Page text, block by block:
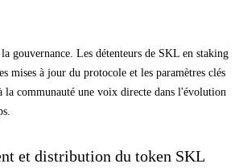
gouvernance. Les détenteurs de SKL en staking
mises à jour du protocole et les paramètres clés
la communauté une voix directe dans l'évolution
et distribution du token SKL